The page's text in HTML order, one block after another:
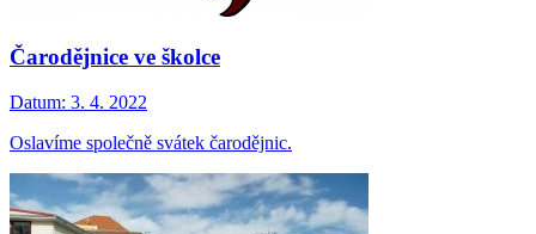
Čarodějnice ve školce
Datum: 3. 4. 2022
Oslavíme společně svátek čarodějnic.